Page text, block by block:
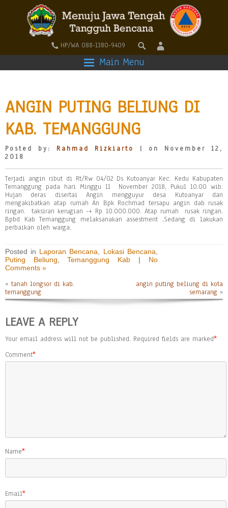
HP/WA 088-1380-9409
Main Menu
ANGIN PUTING BELIUNG DI
KAB. TEMANGGUNG
Posted by: Rahmad Rizkiarto
| on November 12,
2018
Terjadi angin ribut di Rt/Rw 04/02 Ds Kutoanyar Kec. Kedu Kabupaten
Temanggung pada hari Minggu 11 November 2018, Pukul 10.00 wib.
Hujan deras disertai Angin mengguyur desa Kutoanyar dan
mengakibatkan atap rumah An Bpk Rochmad tersapu angin dab rusak
ringan. taksiran kerugian -+ Rp 10.000.000. Atap rumah rusak ringan.
Bpbd Kab Temanggung melaksanakan assestment ,Sedang di lakukan
perbaikan oleh warga.
Posted in Laporan Bencana Lokasi Bencana
Puting Beliung ,Temanggung Kab | No
Comments »
« tanah longsor di kab.
temanggung
angin puting beliung di kota
semarang »
LEAVE A REPLY
Your email address will not be published. Required fields are marked*
Comment*
Name*
Email*